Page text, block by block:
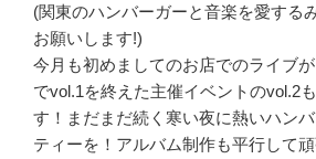
(関東のハンバーガーと音楽を愛する
お願いします!)
今月も初めましてのお店でのライブ
でvol.1を終えた主催イベントのvol.2
す！まだまだ続く寒い夜に熱いハン
ティーを！アルバム制作も平行して